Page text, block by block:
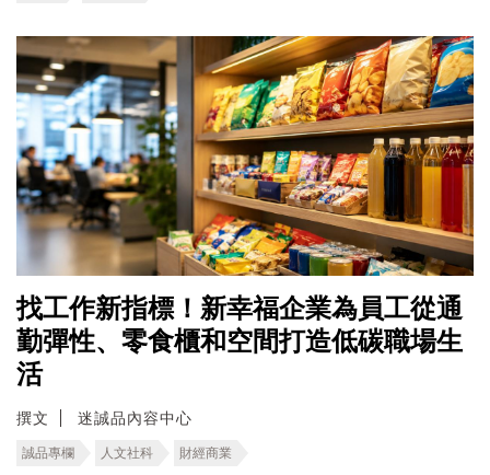
找工作新指標！新幸福企業為員工從通
勤彈性、零食櫃和空間打造低碳職場生
活
撰文 迷誠品內容中心
誠品專欄 人文社科 財經商業